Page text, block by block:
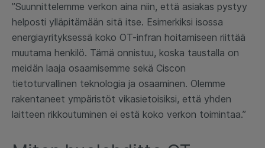
”Suunnittelemme verkon aina niin, että asiakas pystyy
helposti ylläpitämään sitä itse. Esimerkiksi isossa
energiayrityksessä koko OT-infran hoitamiseen riittää
muutama henkilö. Tämä onnistuu, koska taustalla on
meidän laaja osaamisemme sekä Ciscon
tietoturvallinen teknologia ja osaaminen. Olemme
rakentaneet ympäristöt vikasietoisiksi, että yhden
laitteen rikkoutuminen ei estä koko verkon toimintaa.”